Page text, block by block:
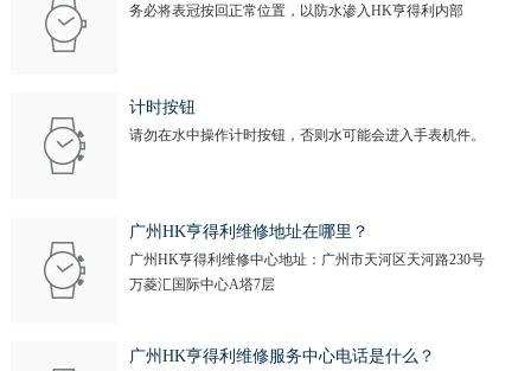
务必将表冠按回正常位置，以防水渗入HK亨得利内部
计时按钮
请勿在水中操作计时按钮，否则水可能会进入手表机件。
广州HK亨得利维修地址在哪里？
广州HK亨得利维修中心地址：广州市天河区天河路230号
万菱汇国际中心A塔7层
广州HK亨得利维修服务中心电话是什么？